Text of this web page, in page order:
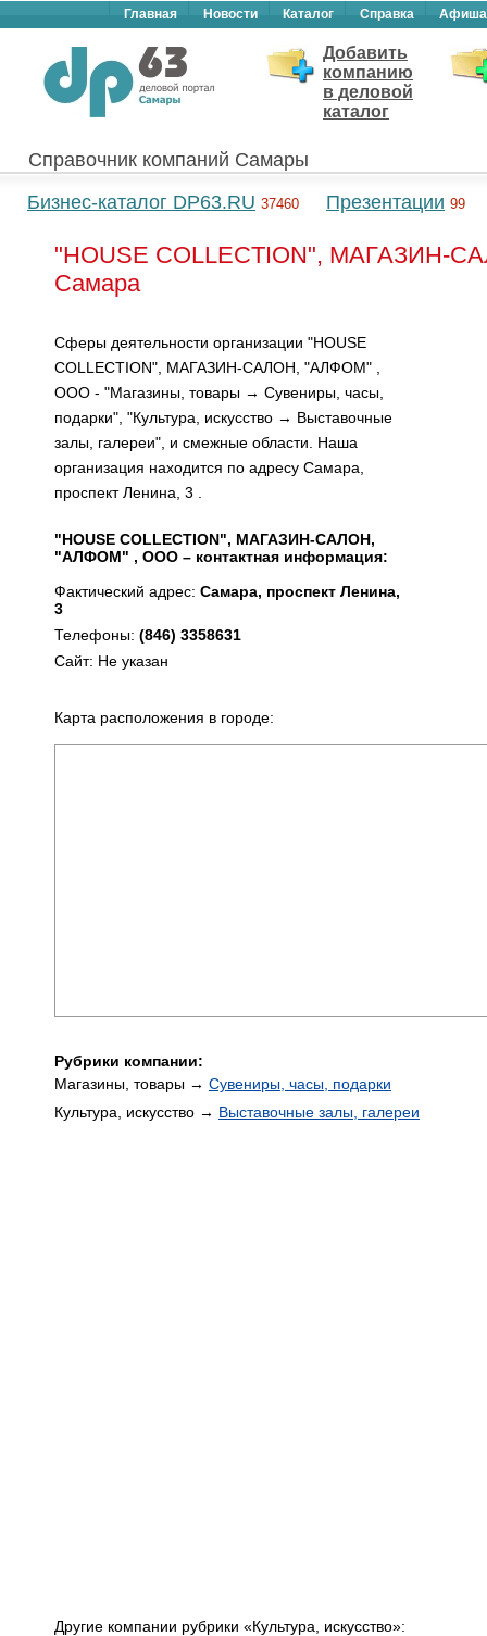
Главная Новости Каталог Справка Афиша
Добавить
компанию
в деловой
каталог
Справочник компаний Самары
Бизнес-каталог DP63.RU 37460 Презентации 99
"HOUSE COLLECTION",
Самара
Сферы деятельности организации "HOUSE
COLLECTION", МАГАЗИН-САЛОН, "АЛФОМ" ,
ООО - "Магазины, товары → Сувениры, часы,
подарки", "Культура, искусство → Выставочные
залы, галереи", и смежные области. Наша
организация находится по адресу Самара,
проспект Ленина, 3 .
"HOUSE COLLECTION", МАГАЗИН-САЛОН,
"АЛФОМ" , ООО – контактная информация:
Фактический адрес: Самара, проспект Ленина,
3
Телефоны: (846) 3358631
Сайт: Не указан
Карта расположения в городе:
Рубрики компании:
Магазины, товары → Сувениры, часы, подарки
Культура, искусство → Выставочные залы, галереи
Другие компании рубрики «Культура, искусство»: